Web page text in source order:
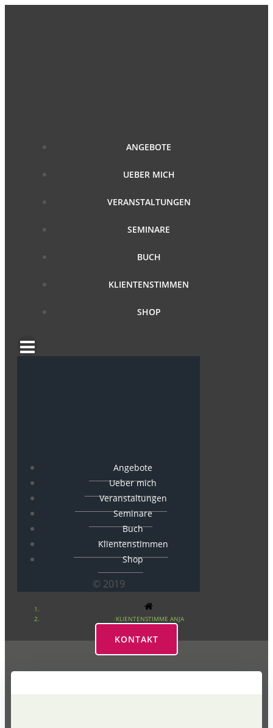
ANGEBOTE
UEBER MICH
VERANSTALTUNGEN
SEMINARE
BUCH
KLIENTENSTIMMEN
SHOP
Angebote
Ueber mich
Veranstaltungen
Seminare
Buch
Klientenstimmen
Shop
© 2019
KLIENTENSTIMME ANJA
KONTAKT